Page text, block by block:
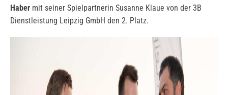
Haber mit seiner Spielpartnerin Susanne Klaue von der 3B
Dienstleistung Leipzig GmbH den 2. Platz.